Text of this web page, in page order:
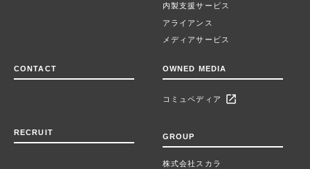
内製支援サービス
アライアンス
メディアサービス
CONTACT OWNED MEDIA
コミュペディア open_in_new
RECRUIT
GROUP
株式会社スカラ